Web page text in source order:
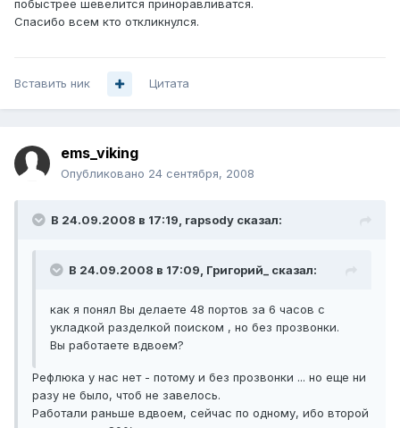
побыстрее шевелится приноравливатся.
Спасибо всем кто откликнулся.
Вставить ник Цитата
ems_viking
Опубликовано 24 сентября, 2008
В 24.09.2008 в 17:19, rapsody сказал:
В 24.09.2008 в 17:09, Григорий_ сказал:
как я понял Вы делаете 48 портов за 6 часов с
укладкой разделкой поиском , но без прозвонки.
Вы работаете вдвоем?
Рефлюка у нас нет - потому и без прозвонки ... но еще ни
разу не было, чтоб не завелось.
Работали раньше вдвоем, сейчас по одному, ибо второй